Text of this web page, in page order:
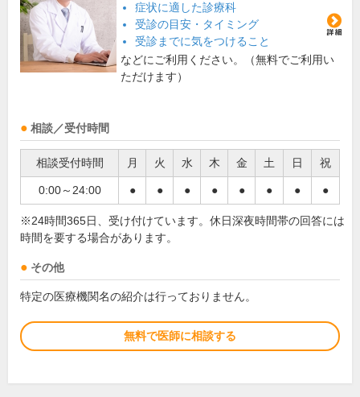
症状に適した診療科
受診の目安・タイミング
受診までに気をつけること
などにご利用ください。（無料でご利用い
ただけます）
相談／受付時間
相談受付時間 月 火 水 木 金 土 日 祝
0:00～24:00 ● ● ● ● ● ● ● ●
※24時間365日、受け付けています。休日深夜時間帯の回答には
時間を要する場合があります。
その他
特定の医療機関名の紹介は行っておりません。
無料で医師に相談する